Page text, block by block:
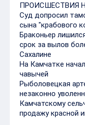
ПРОИСШЕСТВИЯ
Суд допросил
сына "крабового
Браконьер
срок за вылов
Сахалине
На Камчатке
чавычей
Рыболовецкая
незаконно
Камчатскому
продажу красной